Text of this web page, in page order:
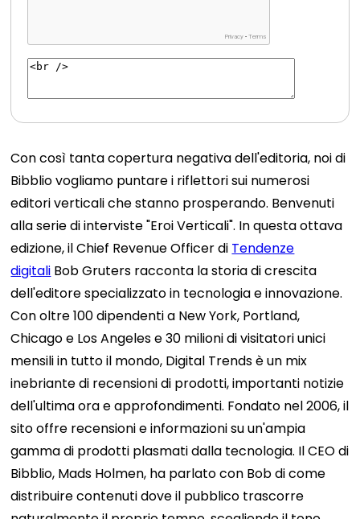
Con così tanta copertura negativa dell'editoria, noi di
Bibblio vogliamo puntare i riflettori sui numerosi
editori verticali che stanno prosperando. Benvenuti
alla serie di interviste "Eroi Verticali". In questa ottava
edizione, il Chief Revenue Officer di Tendenze
digitali Bob Gruters racconta la storia di crescita
dell'editore specializzato in tecnologia e innovazione.
Con oltre 100 dipendenti a New York, Portland,
Chicago e Los Angeles e 30 milioni di visitatori unici
mensili in tutto il mondo, Digital Trends è un mix
inebriante di recensioni di prodotti, importanti notizie
dell'ultima ora e approfondimenti. Fondato nel 2006, il
sito offre recensioni e informazioni su un'ampia
gamma di prodotti plasmati dalla tecnologia. Il CEO di
Bibblio, Mads Holmen, ha parlato con Bob di come
distribuire contenuti dove il pubblico trascorre